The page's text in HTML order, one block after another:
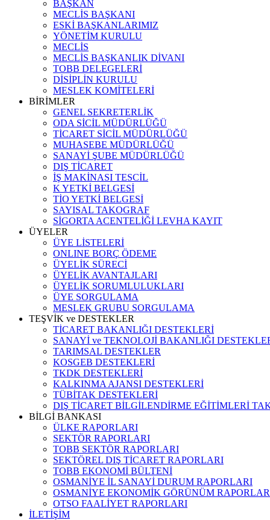
BAŞKAN
MECLİS BAŞKANI
ESKİ BAŞKANLARIMIZ
YÖNETİM KURULU
MECLİS
MECLİS BAŞKANLIK DİVANI
TOBB DELEGELERİ
DİSİPLİN KURULU
MESLEK KOMİTELERİ
BİRİMLER
GENEL SEKRETERLİK
ODA SİCİL MÜDÜRLÜĞÜ
TİCARET SİCİL MÜDÜRLÜĞÜ
MUHASEBE MÜDÜRLÜĞÜ
SANAYİ ŞUBE MÜDÜRLÜĞÜ
DIŞ TİCARET
İŞ MAKİNASI TESCİL
K YETKİ BELGESİ
TİO YETKİ BELGESİ
SAYISAL TAKOGRAF
SİGORTA ACENTELİĞİ LEVHA KAYIT
ÜYELER
ÜYE LİSTELERİ
ONLINE BORÇ ÖDEME
ÜYELİK SÜRECİ
ÜYELİK AVANTAJLARI
ÜYELİK SORUMLULUKLARI
ÜYE SORGULAMA
MESLEK GRUBU SORGULAMA
TEŞVİK ve DESTEKLER
TİCARET BAKANLIĞI DESTEKLERİ
SANAYİ ve TEKNOLOJİ BAKANLIĞI
TARIMSAL DESTEKLER
KOSGEB DESTEKLERİ
TKDK DESTEKLERİ
KALKINMA AJANSI DESTEKLERİ
TÜBİTAK DESTEKLERİ
DIŞ TİCARET BİLGİLENDİRME EĞİTİMLERİ
BİLGİ BANKASI
ÜLKE RAPORLARI
SEKTÖR RAPORLARI
TOBB SEKTÖR RAPORLARI
SEKTÖREL DIŞ TİCARET RAPORLARI
TOBB EKONOMİ BÜLTENİ
OSMANİYE İL SANAYİ DURUM RAPORLARI
OSMANİYE EKONOMİK GÖRÜNÜM
OTSO FAALİYET RAPORLARI
İLETİŞİM